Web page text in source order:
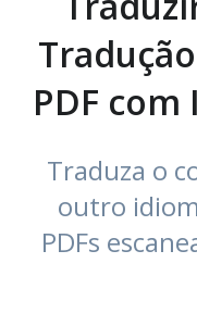
PDF com
Traduza o
outro
PDFs